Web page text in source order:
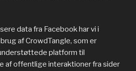
data fra Facebook har vi i
af CrowdTangle, som er
platform til
af offentlige interaktioner fra sider